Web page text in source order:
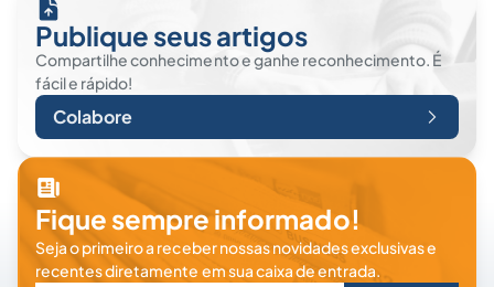
Publique seus artigos
Compartilhe conhecimento e ganhe reconhecimento. É
fácil e rápido!
Colabore
Fique sempre informado!
Seja o primeiro a receber nossas novidades exclusivas e
recentes diretamente em sua caixa de entrada.